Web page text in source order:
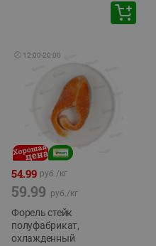
🕘 12:00-20:00
54.99 руб./кг
59.99 руб./кг
Форель стейк
полуфабрикат,
охлажденный